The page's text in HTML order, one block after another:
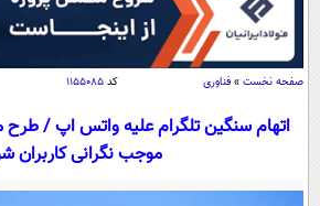
سواد زندگی
اقتصاد
اقتصادی
خودرو
جامعه
اجتماعی
حوادث
ورزشی
بین الملل
صفحه نخست » فناوری کد ۱۱۵۵۰۸۵
اتهام سنگین تلگرام علیه واتس اپ / طرح
موجب نگرانی کاربران